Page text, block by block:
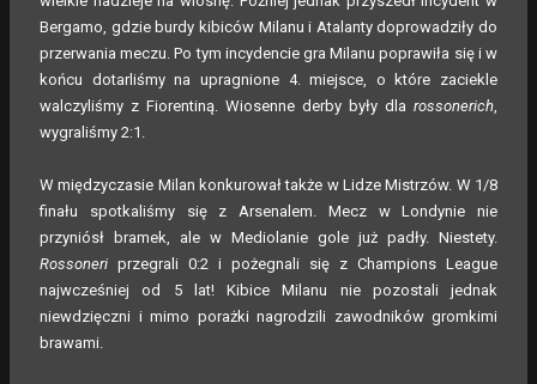
Bergamo, gdzie burdy kibiców Milanu i Atalanty doprowadziły do
przerwania meczu. Po tym incydencie gra Milanu poprawiła się i w
końcu dotarliśmy na upragnione 4. miejsce, o które zaciekle
walczyliśmy z Fiorentiną. Wiosenne derby były dla rossonerich
wygraliśmy 2:1.
W międzyczasie Milan konkurował także w Lidze Mistrzów. W 1/8
finału spotkaliśmy się z Arsenalem. Mecz w Londynie nie
przyniósł bramek, ale w Mediolanie gole już padły. Niestety.
Rossoneri przegrali 0:2 i pożegnali się z Champions League
najwcześniej od 5 lat! Kibice Milanu nie pozostali jednak
niewdzięczni i mimo porażki nagrodzili zawodników gromkimi
brawami.